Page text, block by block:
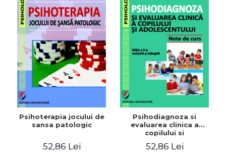
Psihoterapia jocului de
sansa patologic
52,86 Lei
Psihodiagnoza si
evaluarea clinica a
copilului si
II-a, revizuita si adaugita
52,86 Lei